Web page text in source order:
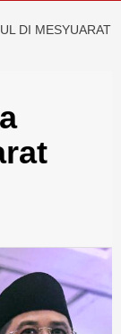
DI MESYUARAT